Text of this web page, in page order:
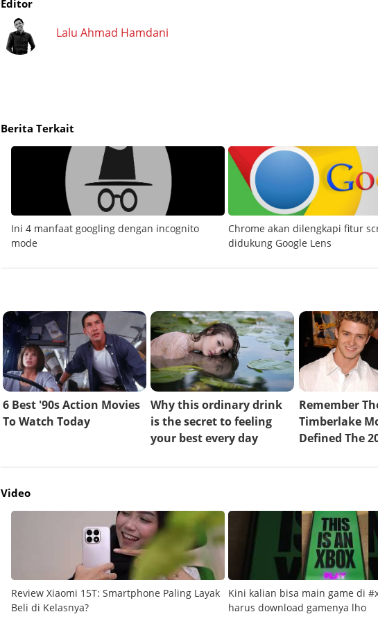
Editor
Lalu Ahmad Hamdani
Berita Terkait
Ini 4 manfaat googling dengan incognito
mode
Chrome akan dilengkapi fitur
didukung Google Lens
Video
Review Xiaomi 15T: Smartphone Paling Layak
Beli di Kelasnya?
Kini kalian bisa main game di
harus download gamenya lho